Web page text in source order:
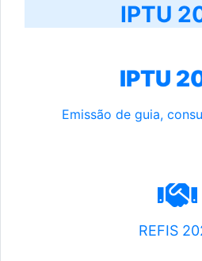
IPTU
IPTU
Emissão de guia,
REFIS